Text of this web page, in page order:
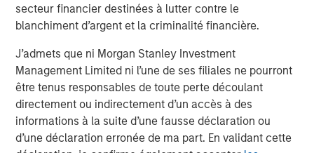
secteur financier destinées à lutter contre le
blanchiment d’argent et la criminalité financière.
J’admets que ni Morgan Stanley Investment
Management Limited ni l’une de ses filiales ne pourront
être tenus responsables de toute perte découlant
directement ou indirectement d’un accès à des
informations à la suite d’une fausse déclaration ou
d’une déclaration erronée de ma part. En validant cette
Pétrole → anticipations d’inflation → volatilité
accrue des taux et durcissement des conditions
financières
Dynamiques des devises refuges, y compris le
renforcement périodique du dollar en période de
tension
Primes de risque plus élevées pour le crédit et les